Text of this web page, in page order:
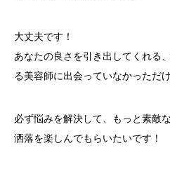
大丈夫です！
あなたの良さを引き出してくれる
る美容師に出会っていなかっただけ
必ず悩みを解決して、もっと素敵
洒落を楽しんでもらいたいです！